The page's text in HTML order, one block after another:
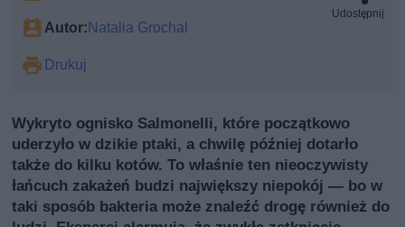
Autor: Natalia Grochal
Drukuj
Udostępnij
Wykryto ognisko Salmonelli, które początkowo
uderzyło w dzikie ptaki, a chwilę później dotarło
także do kilku kotów. To właśnie ten nieoczywisty
łańcuch zakażeń budzi największy niepokój — bo w
taki sposób bakteria może znaleźć drogę również do